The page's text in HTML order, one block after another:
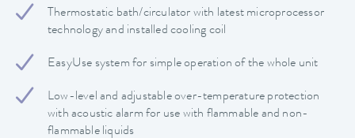
Thermostatic bath/circulator with latest microprocessor
technology and installed cooling coil
EasyUse system for simple operation of the whole unit
Low-level and adjustable over-temperature protection
with acoustic alarm for use with flammable and non-
flammable liquids